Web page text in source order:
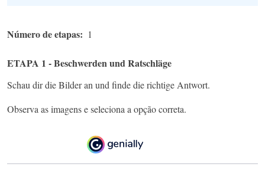
Número de etapas 1
ETAPA 1 - Beschwerden und Ratschläge
Schau dir die Bilder an und finde die richtige Antwort.
Observa as imagens e seleciona a opção correta.